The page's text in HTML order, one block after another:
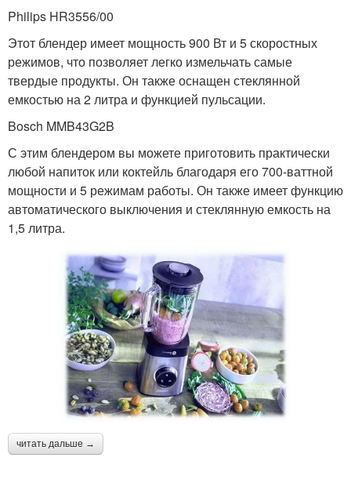
Philips HR3556/00
Этот блендер имеет мощность 900 Вт и 5 скоростных
режимов, что позволяет легко измельчать самые
твердые продукты. Он также оснащен стеклянной
емкостью на 2 литра и функцией пульсации.
Bosch MMB43G2B
С этим блендером вы можете приготовить практически
любой напиток или коктейль благодаря его 700-ваттной
мощности и 5 режимам работы. Он также имеет функцию
автоматического выключения и стеклянную емкость на
1,5 литра.
читать дальше →